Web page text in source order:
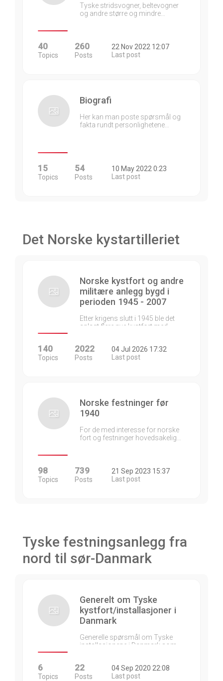
Tyske stridsvogner, beltevogner
og andre større og mindre…
40
Topics
260
Posts
22 Nov 2022 12:07
Last post
Biografi
Her kan man poste spørsmål og
fakta rundt personlighetene…
15
Topics
54
Posts
10 May 2022 0:23
Last post
Det Norske kystartilleriet
Norske kystfort og andre
militære anlegg bygd i
perioden 1945 - 2007
Etter krigens slutt i 1945 ble det
anlagt flere nye kystfort med…
140
Topics
2022
Posts
04 Jul 2026 17:32
Last post
Norske festninger før
1940
For de med interesse for norske
fort og festninger hovedsakelig…
98
Topics
739
Posts
21 Sep 2023 15:37
Last post
Tyske festningsanlegg fra
nord til sør-Danmark
Generelt om Tyske
kystfort/installasjoner i
Danmark
Generelle spørsmål om Tyske
installasjonene i Danmark som…
6
Topics
22
Posts
04 Sep 2020 22:08
Last post